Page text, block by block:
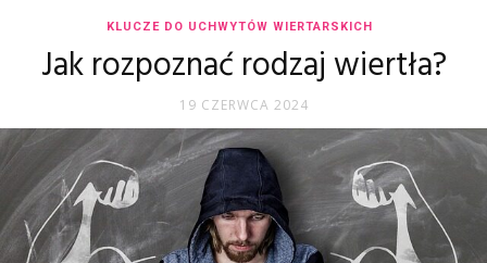
KLUCZE DO UCHWYTÓW WIERTARSKICH
Jak rozpoznać rodzaj wiertła?
19 CZERWCA 2024